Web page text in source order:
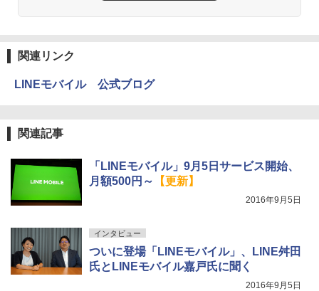
関連リンク
LINEモバイル 公式ブログ
関連記事
「LINEモバイル」9月5日サービス開始、
月額500円～
【更新】
2016年9月5日
インタビュー
ついに登場「LINEモバイル」、LINE舛田
氏とLINEモバイル嘉戸氏に聞く
2016年9月5日